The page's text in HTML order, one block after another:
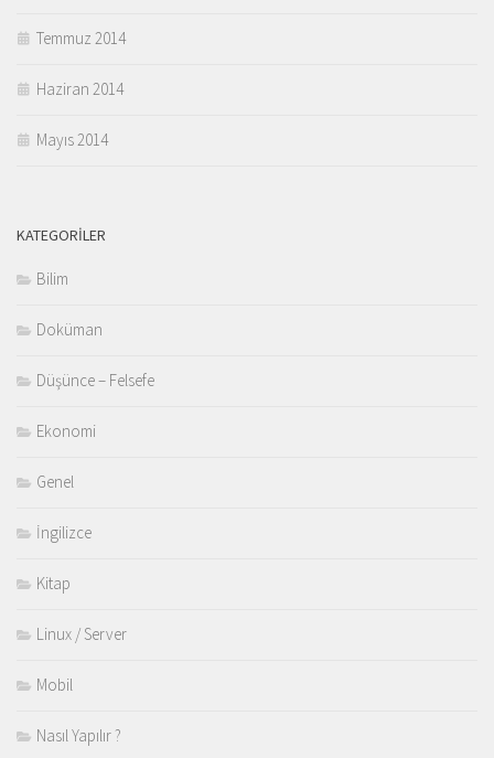
Temmuz 2014
Haziran 2014
Mayıs 2014
KATEGORILER
Bilim
Doküman
Düşünce – Felsefe
Ekonomi
Genel
İngilizce
Kitap
Linux / Server
Mobil
Nasıl Yapılır ?